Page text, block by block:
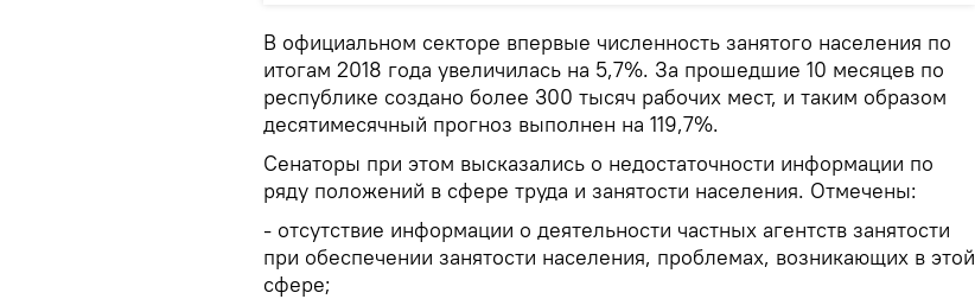
В официальном секторе впервые численность занятого населения по
итогам 2018 года увеличилась на 5,7%. За прошедшие 10 месяцев по
республике создано более 300 тысяч рабочих мест, и таким образом
десятимесячный прогноз выполнен на 119,7%.
Сенаторы при этом высказались о недостаточности информации по
ряду положений в сфере труда и занятости населения. Отмечены:
- отсутствие информации о деятельности частных агентств занятости
при обеспечении занятости населения, проблемах, возникающих в этой
сфере;